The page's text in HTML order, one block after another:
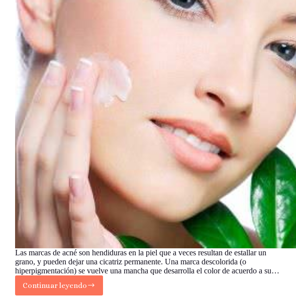
Las marcas de acné son hendiduras en la piel que a veces resultan de estallar un
grano, y pueden dejar una cicatriz permanente. Una marca descolorida (o
hiperpigmentación) se vuelve una mancha que desarrolla el color de acuerdo a su…
Continuar leyendo
Cómo
Evitar